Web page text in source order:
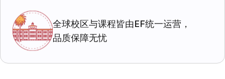
全球校区与课程皆由EF统一运营，
品质保障无忧